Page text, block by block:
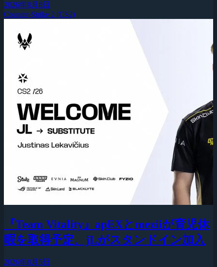
2026年8月8日
Counter-Strike 2 (CS2)
『Team Vitality』apEXとmeziiが育児休
暇を取得予定、jLがスタンドイン加入
2026年8月5日